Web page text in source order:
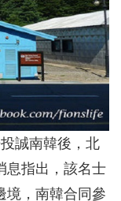
誠南韓後，北
息指出，該名士
境，南韓合同參